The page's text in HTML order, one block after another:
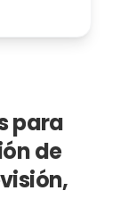
para
de